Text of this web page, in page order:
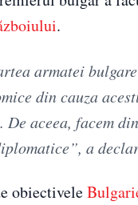
.
armatei
din cauza
aceea, facem
a
obiectivele